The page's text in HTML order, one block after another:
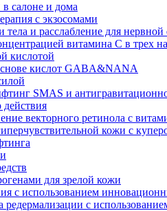
салоне и дома
с экзосомами
и расслабление для нервной
витамина C в трех
кислотой
кислот GABA&NANA
SMAS и
векторного ретинола с
кожи с
для зрелой кожи
с использованием
с